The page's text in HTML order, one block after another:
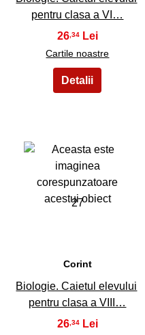
pentru clasa a VI…
26,34
Cartile noastre
27
Corint
Biologie. Caietul elevului
pentru clasa a VIII…
26,34